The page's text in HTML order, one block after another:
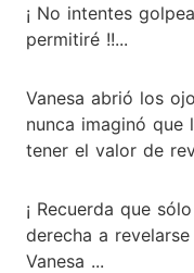
¡ No intentes
permitiré !!...
Vanesa abrió los
nunca imaginó
tener el valor de
¡ Recuerda que
derecha a
Vanesa ...